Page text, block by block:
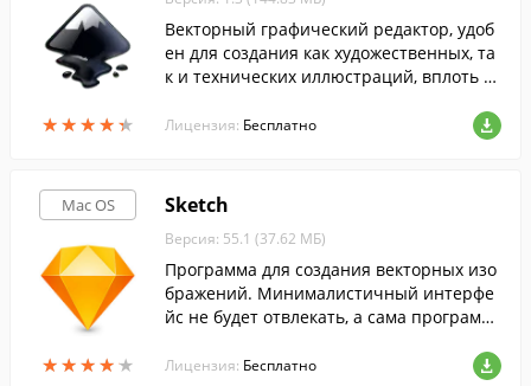
★★★★★
★★★★★
Векторный графический редактор, удоб
ен для создания как художественных, та
к и технических иллюстраций, вплоть д
о назначения.
Лицензия: Бесплатно
Mac OS
★★★★★
★★★★★
Sketch
Версия: 55.1 (37.62 МБ)
Программа для создания векторных изо
бражений. Минималистичный интерфе
йс не будет отвлекать, а сама программ
размера и любым количеством слоёв.
Лицензия: Бесплатно